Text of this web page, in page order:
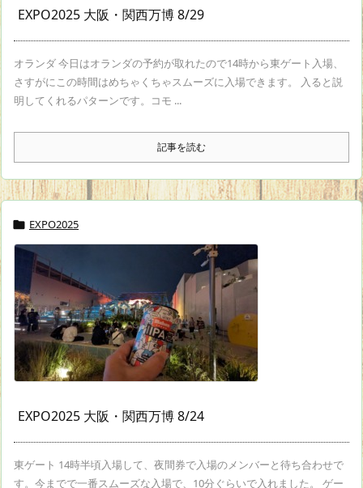
EXPO2025 大阪・関西万博 8/29
オランダ 今日はオランダの予約が取れたので14時から東ゲート入場、
さすがにこの時間はめちゃくちゃスムーズに入場できます。 入ると説
明してくれるパターンです。コモ ...
記事を読む
 EXPO2025
EXPO2025 大阪・関西万博 8/24
東ゲート 14時半頃入場して、夜間券で入場のメンバーと待ち合わせで
す。今までで一番スムーズな入場で、10分ぐらいで入れました。 ゲー